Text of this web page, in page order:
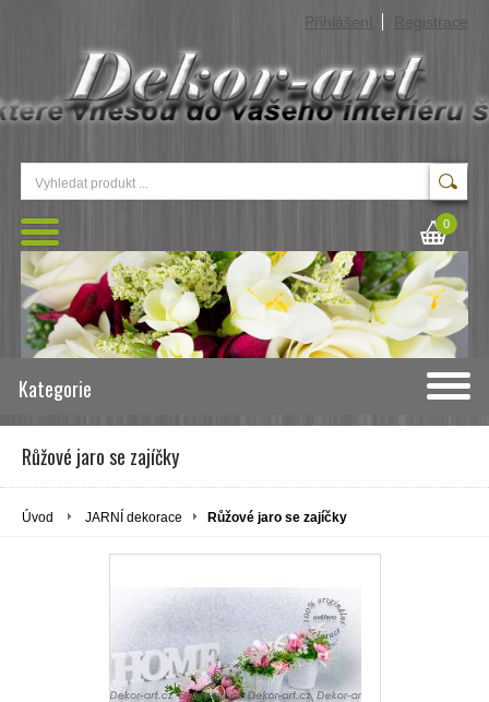
Přihlášení Registrace
0
Kategorie
Růžové jaro se zajíčky
Úvod JARNÍ dekorace Růžové jaro se zajíčky